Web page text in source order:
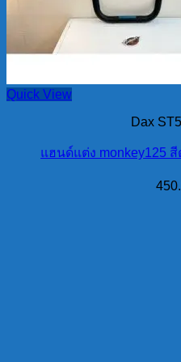
Quick View
Dax
แฮนด์แต่ง monkey125